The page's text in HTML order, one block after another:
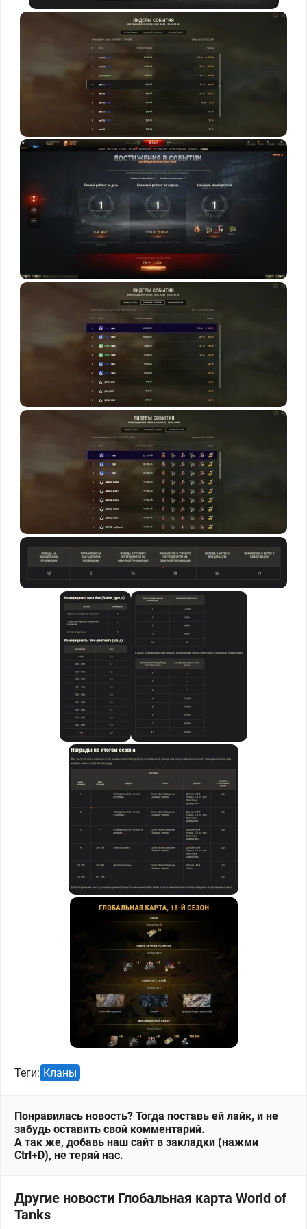
Теги: Кланы
Понравилась новость? Тогда поставь ей лайк, и не
забудь оставить свой комментарий.
А так же, добавь наш сайт в закладки (нажми
Ctrl+D), не теряй нас.
Другие новости Глобальная карта World of
Tanks